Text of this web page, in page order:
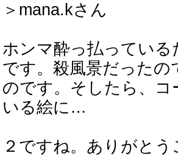
＞mana.kさん
ホンマ酔っ払ってい
です。殺風景だったの
のです。そしたら、
いる絵に…
２ですね。ありがと